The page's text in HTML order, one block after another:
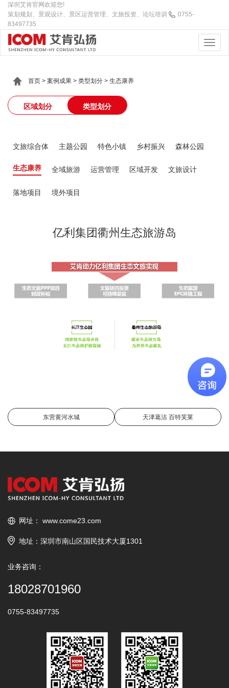
深圳艾肯官网欢迎您!
策划规划、景观设计、景区运营管理、文旅投资、论坛培训
0755-
83497735
首页 > 案例成果 > 类型划分 > 生态康养
区域划分 类型划分
文旅综合体 主题公园 特色小镇 乡村振兴 森林公园
生态康养 全域旅游 运营管理 区域开发 文旅设计
落地项目 境外项目
亿利集团衢州生态旅游岛
东营黄河水城 天津葛沽 百特芙莱
网址： www.come23.com
地址：深圳市南山区国民技术大厦1301
业务咨询：
18028701960
0755-83497735